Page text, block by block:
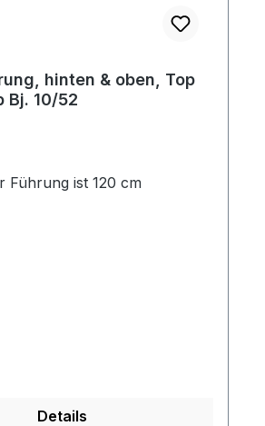
hinten & oben, Top
Bj. 10/52
Führung ist 120 cm
Details